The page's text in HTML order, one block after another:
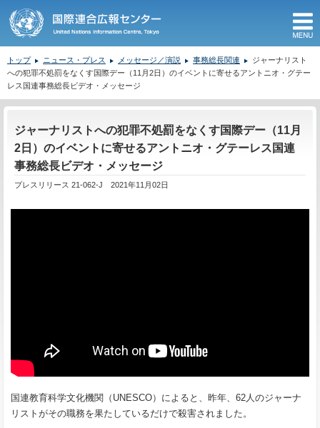
トップ ニュース・プレス メッセージ／演説 事務総長関連
ジャーナリスト
への犯罪不処罰をなくす国際デー（11月2日）のイベントに寄せるアントニオ・グテー
レス国連事務総長ビデオ・メッセージ
ジャーナリストへの犯罪不処罰をなくす国際デー（11月
2日）のイベントに寄せるアントニオ・グテーレス国連
事務総長ビデオ・メッセージ
プレスリリース 21-062-J 2021年11月02日
国連教育科学文化機関（UNESCO）によると、昨年、62人のジャーナ
リストがその職務を果たしているだけで殺害されました。